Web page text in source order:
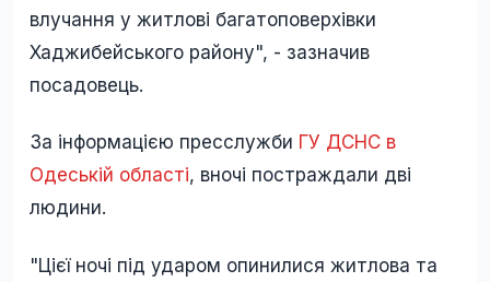
влучання у житлові багатоповерхівки
Хаджибейського району", - зазначив
посадовець.
За інформацією пресслужби ГУ ДСНС в
Одеській області, вночі постраждали дві
людини.
"Цієї ночі під ударом опинилися житлова та